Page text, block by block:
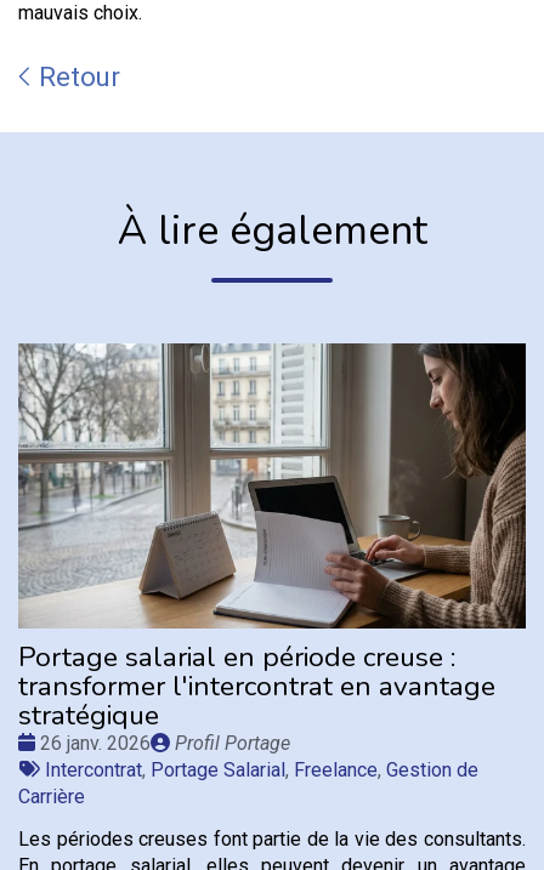
mauvais choix.
Retour
À lire également
Portage salarial en période creuse :
transformer l'intercontrat en avantage
stratégique
Date
:
26 janv. 2026
Publié
par
Profil Portage
Tags
:
Intercontrat, Portage Salarial , Freelance, Gestion de
Carrière
Les périodes creuses font partie de la vie des consultants.